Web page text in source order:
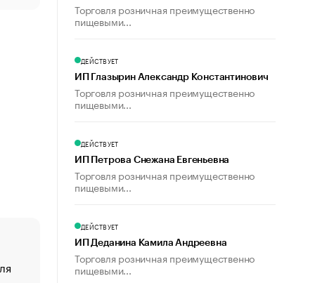
«От спорта тело стареет иначе». Как живет глава
Торговля розничная преимущественно
пищевыми...
ДЕЙСТВУЕТ
ИП Глазырин Александр Константинович
Торговля розничная преимущественно
пищевыми...
ДЕЙСТВУЕТ
ИП Петрова Снежана Евгеньевна
Торговля розничная преимущественно
пищевыми...
ДЕЙСТВУЕТ
ИП Деданина Камила Андреевна
Торговля розничная преимущественно
пищевыми...